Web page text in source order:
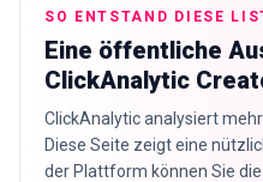
SO ENTSTAND DIESE
Eine öffentliche
ClickAnalytic
ClickAnalytic analysiert
Diese Seite zeigt eine
der Plattform können Sie